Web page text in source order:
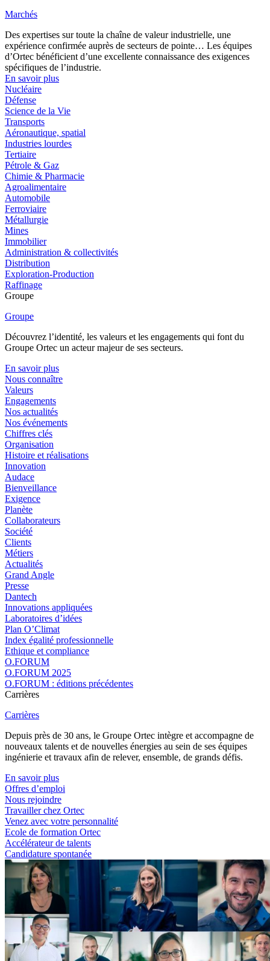
Marchés
Des expertises sur toute la chaîne de valeur industrielle, une
expérience confirmée auprès de secteurs de pointe… Les équipes
d’Ortec bénéficient d’une excellente connaissance des exigences
spécifiques de l’industrie.
En savoir plus
Nucléaire
Défense
Science de la Vie
Transports
Aéronautique, spatial
Industries lourdes
Tertiaire
Pétrole & Gaz
Chimie & Pharmacie
Agroalimentaire
Automobile
Ferroviaire
Métallurgie
Mines
Immobilier
Administration & collectivités
Distribution
Exploration-Production
Raffinage
Groupe
Groupe
Découvrez l’identité, les valeurs et les engagements qui font du
Groupe Ortec un acteur majeur de ses secteurs.
En savoir plus
Nous connaître
Valeurs
Engagements
Nos actualités
Nos événements
Chiffres clés
Organisation
Histoire et réalisations
Innovation
Audace
Bienveillance
Exigence
Planète
Collaborateurs
Société
Clients
Métiers
Actualités
Grand Angle
Presse
Dantech
Innovations appliquées
Laboratoires d’idées
Plan O’Climat
Index égalité professionnelle
Ethique et compliance
O.FORUM
O.FORUM 2025
O.FORUM : éditions précédentes
Carrières
Carrières
Depuis près de 30 ans, le Groupe Ortec intègre et accompagne de
nouveaux talents et de nouvelles énergies au sein de ses équipes
ingénierie et travaux afin de relever, ensemble, de grands défis.
En savoir plus
Offres d’emploi
Nous rejoindre
Travailler chez Ortec
Venez avec votre personnalité
Ecole de formation Ortec
Accélérateur de talents
Candidature spontanée